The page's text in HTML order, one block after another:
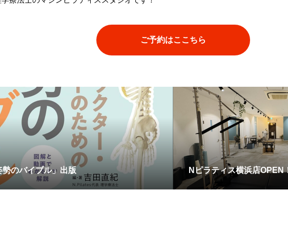
ご予約はここちら
勢のバイブル」出版 Nピラティス横浜店OPEN